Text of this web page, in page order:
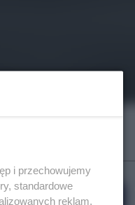
i przechowujemy
standardowe
reklam,